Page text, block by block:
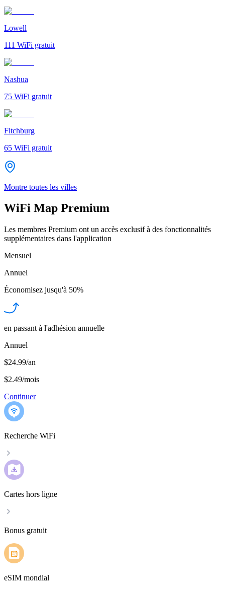
Lowell
111 WiFi gratuit
Nashua
75 WiFi gratuit
Fitchburg
65 WiFi gratuit
Montre toutes les villes
WiFi Map Premium
Les membres Premium ont un accès exclusif à des fonctionnalités
supplémentaires dans l'application
Mensuel
Annuel
Économisez jusqu'à 50%
en passant à l'adhésion annuelle
Annuel
$24.99/an
$2.49/mois
Continuer
Recherche WiFi
Cartes hors ligne
Bonus gratuit
eSIM mondial